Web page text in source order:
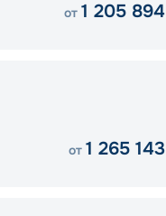
от 1 205 894
от 1 265 143